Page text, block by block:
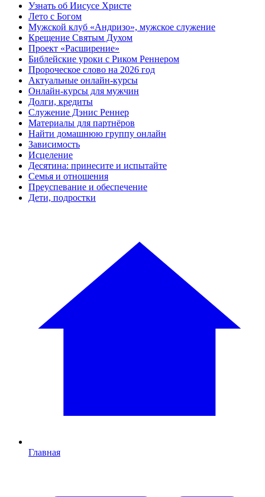
Узнать об Иисусе Христе
Лето с Богом
Мужской клуб «Андризо», мужское служение
Крещение Святым Духом
Проект «Расширение»
Библейские уроки с Риком Реннером
Пророческое слово на 2026 год
Актуальные онлайн-курсы
Онлайн-курсы для мужчин
Долги, кредиты
Служение Дэнис Реннер
Материалы для партнёров
Найти домашнюю группу онлайн
Зависимость
Исцеление
Десятина: принесите и испытайте
Семья и отношения
Преуспевание и обеспечение
Дети, подростки
Главная